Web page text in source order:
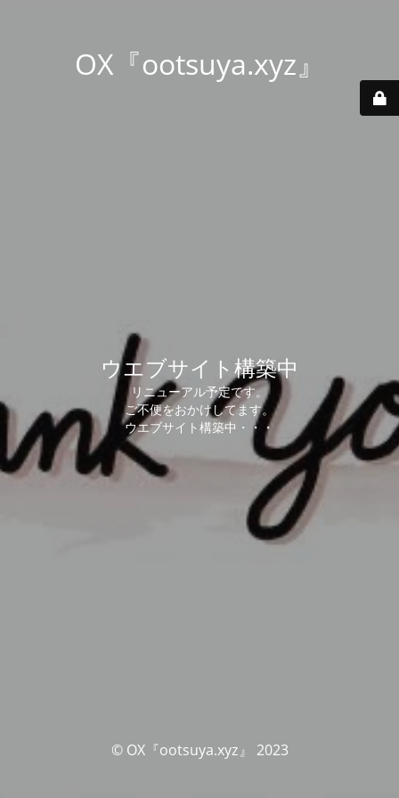
OX『ootsuya.xyz』
ウエブサイト構築中
リニューアル予定です。
ご不便をおかけしてます。
ウエブサイト構築中・・・
© OX『ootsuya.xyz』 2023